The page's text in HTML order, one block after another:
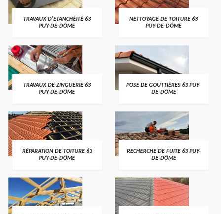
TRAVAUX D'ETANCHÉITÉ 63
PUY-DE-DÔME
NETTOYAGE DE TOITURE 63
PUY-DE-DÔME
TRAVAUX DE ZINGUERIE 63
PUY-DE-DÔME
POSE DE GOUTTIÈRES 63 PUY-
DE-DÔME
RÉPARATION DE TOITURE 63
PUY-DE-DÔME
RECHERCHE DE FUITE 63 PUY-
DE-DÔME